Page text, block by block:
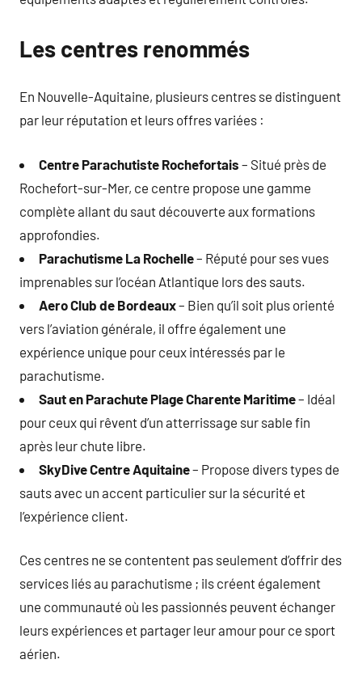
Les centres renommés
En Nouvelle-Aquitaine, plusieurs centres se distinguent
par leur réputation et leurs offres variées :
Centre Parachutiste Rochefortais – Situé près de
Rochefort-sur-Mer, ce centre propose une gamme
complète allant du saut découverte aux formations
approfondies.
Parachutisme La Rochelle– Réputé pour ses vues
imprenables sur l’océan Atlantique lors des sauts.
Aero Club de Bordeaux– Bien qu’il soit plus orienté
vers l’aviation générale, il offre également une
expérience unique pour ceux intéressés par le
parachutisme.
Saut en Parachute Plage Charente Maritime– Idéal
pour ceux qui rêvent d’un atterrissage sur sable fin
après leur chute libre.
SkyDive Centre Aquitaine– Propose divers types de
sauts avec un accent particulier sur la sécurité et
l’expérience client.
Ces centres ne se contentent pas seulement d’offrir des
services liés au parachutisme ; ils créent également
une communauté où les passionnés peuvent échanger
leurs expériences et partager leur amour pour ce sport
aérien.